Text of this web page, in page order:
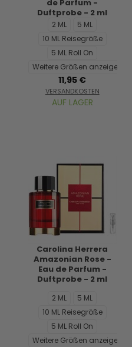
de Parfum -
Duftprobe - 2 ml
2 ML
5 ML
10 ML Reisegröße
5 ML Roll On
Weitere Größen anzeigen...
11,95 €
VERSANDKOSTEN
AUF LAGER
Carolina Herrera
Amazonian Rose -
Eau de Parfum -
Duftprobe - 2 ml
2 ML
5 ML
10 ML Reisegröße
5 ML Roll On
Weitere Größen anzeigen...